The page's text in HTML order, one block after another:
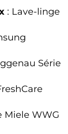
: Lave-linge
Série
Miele WWG